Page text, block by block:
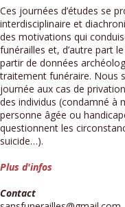
Ces journées d’études se
interdisciplinaire et
des motivations qui
funérailles et, d’autre part
partir de données
traitement funéraire. Nous
journée aux cas de
des individus (condamné à
personne âgée ou
questionnent les
suicide…).
Plus d'infos
Contact